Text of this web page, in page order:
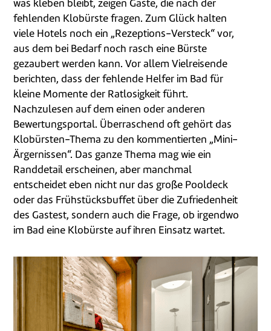
was kleben bleibt, zeigen Gäste, die nach der
fehlenden Klobürste fragen. Zum Glück halten
viele Hotels noch ein „Rezeptions-Versteck“ vor,
aus dem bei Bedarf noch rasch eine Bürste
gezaubert werden kann. Vor allem Vielreisende
berichten, dass der fehlende Helfer im Bad für
kleine Momente der Ratlosigkeit führt.
Nachzulesen auf dem einen oder anderen
Bewertungsportal. Überraschend oft gehört das
Klobürsten-Thema zu den kommentierten „Mini-
Ärgernissen“. Das ganze Thema mag wie ein
Randdetail erscheinen, aber manchmal
entscheidet eben nicht nur das große Pooldeck
oder das Frühstücksbuffet über die Zufriedenheit
des Gastest, sondern auch die Frage, ob irgendwo
im Bad eine Klobürste auf ihren Einsatz wartet.